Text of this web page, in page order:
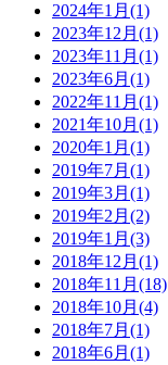
2024年1月(1)
2023年12月(1)
2023年11月(1)
2023年6月(1)
2022年11月(1)
2021年10月(1)
2020年1月(1)
2019年7月(1)
2019年3月(1)
2019年2月(2)
2019年1月(3)
2018年12月(1)
2018年11月(18)
2018年10月(4)
2018年7月(1)
2018年6月(1)